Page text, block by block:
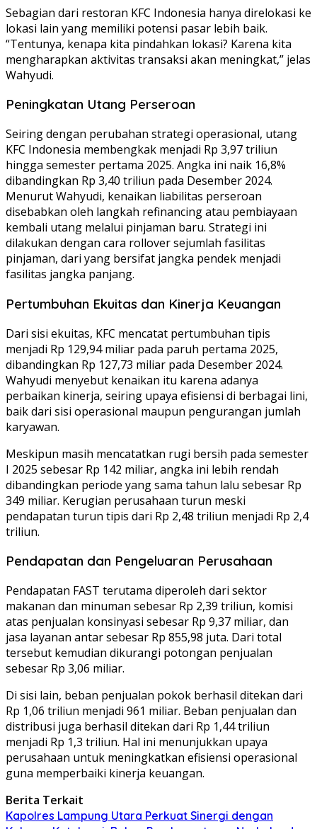
Sebagian dari restoran KFC Indonesia hanya direlokasi ke
lokasi lain yang memiliki potensi pasar lebih baik.
“Tentunya, kenapa kita pindahkan lokasi? Karena kita
mengharapkan aktivitas transaksi akan meningkat,” jelas
Wahyudi.
Peningkatan Utang Perseroan
Seiring dengan perubahan strategi operasional, utang
KFC Indonesia membengkak menjadi Rp 3,97 triliun
hingga semester pertama 2025. Angka ini naik 16,8%
dibandingkan Rp 3,40 triliun pada Desember 2024.
Menurut Wahyudi, kenaikan liabilitas perseroan
disebabkan oleh langkah refinancing atau pembiayaan
kembali utang melalui pinjaman baru. Strategi ini
dilakukan dengan cara rollover sejumlah fasilitas
pinjaman, dari yang bersifat jangka pendek menjadi
fasilitas jangka panjang.
Pertumbuhan Ekuitas dan Kinerja Keuangan
Dari sisi ekuitas, KFC mencatat pertumbuhan tipis
menjadi Rp 129,94 miliar pada paruh pertama 2025,
dibandingkan Rp 127,73 miliar pada Desember 2024.
Wahyudi menyebut kenaikan itu karena adanya
perbaikan kinerja, seiring upaya efisiensi di berbagai lini,
baik dari sisi operasional maupun pengurangan jumlah
karyawan.
Meskipun masih mencatatkan rugi bersih pada semester
I 2025 sebesar Rp 142 miliar, angka ini lebih rendah
dibandingkan periode yang sama tahun lalu sebesar Rp
349 miliar. Kerugian perusahaan turun meski
pendapatan turun tipis dari Rp 2,48 triliun menjadi Rp 2,4
triliun.
Pendapatan dan Pengeluaran Perusahaan
Pendapatan FAST terutama diperoleh dari sektor
makanan dan minuman sebesar Rp 2,39 triliun, komisi
atas penjualan konsinyasi sebesar Rp 9,37 miliar, dan
jasa layanan antar sebesar Rp 855,98 juta. Dari total
tersebut kemudian dikurangi potongan penjualan
sebesar Rp 3,06 miliar.
Di sisi lain, beban penjualan pokok berhasil ditekan dari
Rp 1,06 triliun menjadi 961 miliar. Beban penjualan dan
distribusi juga berhasil ditekan dari Rp 1,44 triliun
menjadi Rp 1,3 triliun. Hal ini menunjukkan upaya
perusahaan untuk meningkatkan efisiensi operasional
guna memperbaiki kinerja keuangan.
Berita Terkait
Kapolres Lampung Utara Perkuat Sinergi dengan